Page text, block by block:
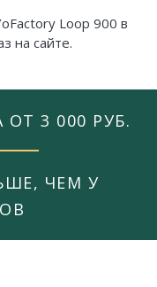
Loop 900 в
на сайте.
3 000 РУБ.
ЧЕМ У